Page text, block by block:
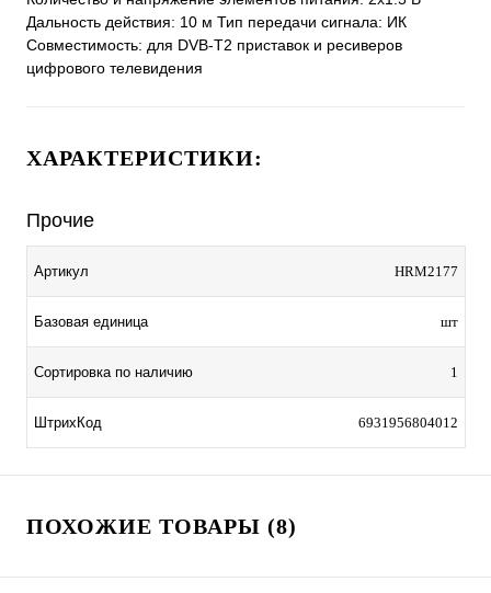
Дальность действия: 10 м Тип передачи сигнала: ИК
Совместимость: для DVB-T2 приставок и ресиверов
цифрового телевидения
ХАРАКТЕРИСТИКИ:
Прочие
Артикул HRM2177
Базовая единица шт
Сортировка по наличию 1
ШтрихКод 6931956804012
ПОХОЖИЕ ТОВАРЫ (8)